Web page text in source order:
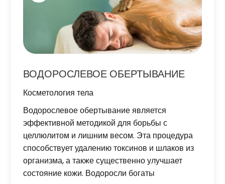
ВОДОРОСЛЕВОЕ ОБЕРТЫВАНИЕ
Косметология тела
Водорослевое обертывание является
эффективной методикой для борьбы с
целлюлитом и лишним весом. Эта процедура
способствует удалению токсинов и шлаков из
организма, а также существенно улучшает
состояние кожи. Водоросли богаты